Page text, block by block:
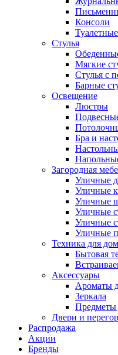
Консоли
Стулья
Мягкие
Стулья с
Барные
Освещение
Люстры
Бра и
Загородная
Уличные
Уличные
Уличные
Уличные
Уличные
Уличные
Техника для
Бытовая
Аксессуары
Ароматы
Зеркала
Предметы
Двери и
Распродажа
Акции
Бренды